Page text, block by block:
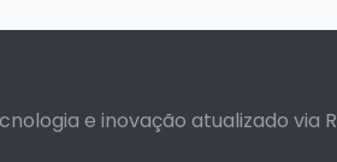
e inovação atualizado via